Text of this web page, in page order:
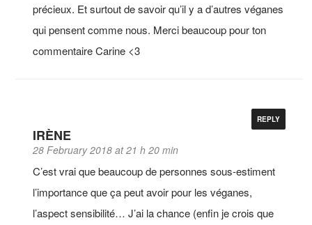
précieux. Et surtout de savoir qu’il y a d’autres véganes
qui pensent comme nous. Merci beaucoup pour ton
commentaire Carine <3
IRÈNE
28 February 2018 at 21 h 20 min
REPLY
C’est vrai que beaucoup de personnes sous-estiment
l’importance que ça peut avoir pour les véganes,
l’aspect sensibilité… J’ai la chance (enfin je crois que